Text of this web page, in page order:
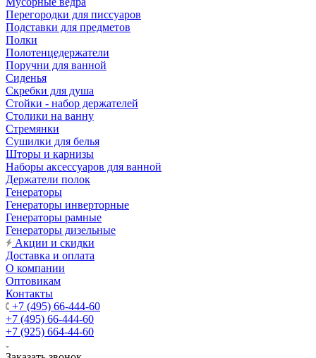
Перегородки для писсуаров
Подставки для предметов
Полки
Полотенцедержатели
Поручни для ванной
Сиденья
Скребки для душа
Стойки - набор держателей
Столики на ванну
Стремянки
Сушилки для белья
Шторы и карнизы
Наборы аксессуаров для ванной
Держатели полок
Генераторы
Генераторы инверторные
Генераторы рамные
Генераторы дизельные
Акции и скидки
Доставка и оплата
О компании
Оптовикам
Контакты
+7 (495) 66-444-60
+7 (495) 66-444-60
+7 (925) 664-44-60